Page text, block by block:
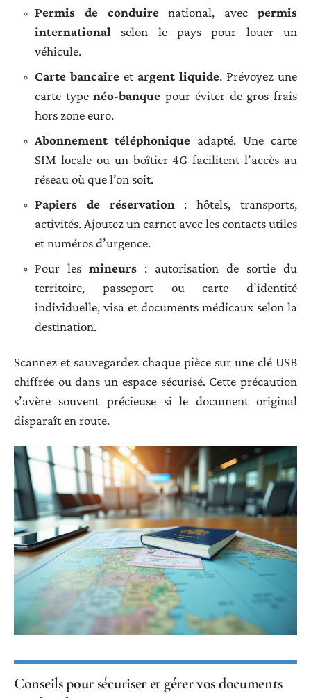
Permis de conduirenational, avecpermis
international selon le pays pour louer un
véhicule.
Carte bancaire et argent liquide. Prévoyez une
carte typenéo-banque pour éviter de gros frais
hors zone euro.
Abonnement téléphonique adapté. Une carte
SIM locale ou un boîtier 4G facilitent l’accès au
réseau où que l’on soit.
Papiers de réservation: hôtels, transports,
activités. Ajoutez un carnet avec les contacts utiles
et numéros d’urgence.
Pour les mineurs : autorisation de sortie du
territoire, passeport ou carte d’identité
individuelle, visa et documents médicaux selon la
destination.
Scannez et sauvegardez chaque pièce sur une clé USB
chiffrée ou dans un espace sécurisé. Cette précaution
s’avère souvent précieuse si le document original
disparaît en route.
Conseils pour sécuriser et gérer vos documents